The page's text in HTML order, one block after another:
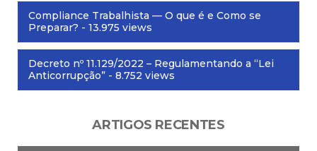
Compliance Trabalhista — O que é e Como se
Preparar? - 13.975 views
Decreto nº 11.129/2022 – Regulamentando a “Lei
Anticorrupção” - 8.752 views
ARTIGOS RECENTES